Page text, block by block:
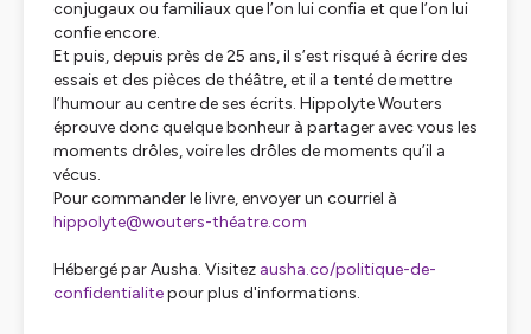
conjugaux ou familiaux que l’on lui confia et que l’on lui
confie encore.
Et puis, depuis près de 25 ans, il s’est risqué à écrire des
essais et des pièces de théâtre, et il a tenté de mettre
l’humour au centre de ses écrits. Hippolyte Wouters
éprouve donc quelque bonheur à partager avec vous les
moments drôles, voire les drôles de moments qu’il a
vécus.
Pour commander le livre, envoyer un courriel à
hippolyte@wouters-théatre.com
Hébergé par Ausha. Visitez ausha.co/politique-de-
confidentialitepour plus d'informations.